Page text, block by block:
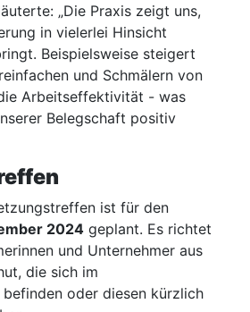
„Die Praxis zeigt uns,
in vielerlei Hinsicht
Beispielsweise steigert
und Schmälern von
Arbeitseffektivität - was
Belegschaft positiv
ist für den
2024 geplant. Es richtet
und Unternehmer aus
die sich im
oder diesen kürzlich